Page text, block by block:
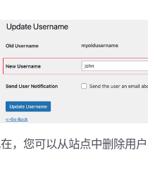
，您可以从站点中删除用